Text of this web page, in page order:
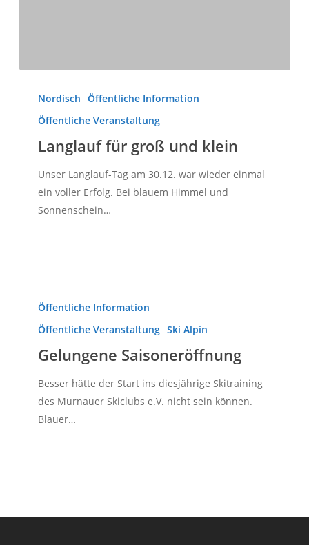
klein
Nordisch Öffentliche Information
Öffentliche Veranstaltung
Langlauf für groß und klein
Unser Langlauf-Tag am 30.12. war wieder einmal
ein voller Erfolg. Bei blauem Himmel und
Sonnenschein…
Saisoneröffnung
Öffentliche Information
Öffentliche Veranstaltung Ski Alpin
Gelungene Saisoneröffnung
Besser hätte der Start ins diesjährige Skitraining
des Murnauer Skiclubs e.V. nicht sein können.
Blauer…